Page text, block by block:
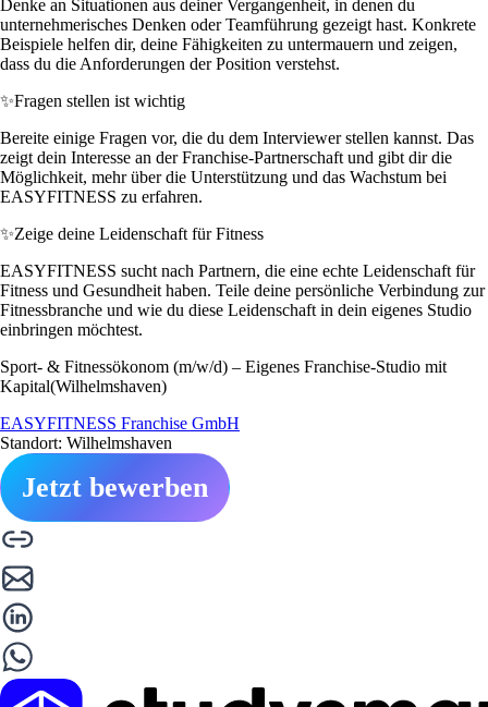
Denke an Situationen aus deiner Vergangenheit, in denen du
unternehmerisches Denken oder Teamführung gezeigt hast. Konkrete
Beispiele helfen dir, deine Fähigkeiten zu untermauern und zeigen,
dass du die Anforderungen der Position verstehst.
✨Fragen stellen ist wichtig
Bereite einige Fragen vor, die du dem Interviewer stellen kannst. Das
zeigt dein Interesse an der Franchise-Partnerschaft und gibt dir die
Möglichkeit, mehr über die Unterstützung und das Wachstum bei
EASYFITNESS zu erfahren.
✨Zeige deine Leidenschaft für Fitness
EASYFITNESS sucht nach Partnern, die eine echte Leidenschaft für
Fitness und Gesundheit haben. Teile deine persönliche Verbindung zur
Fitnessbranche und wie du diese Leidenschaft in dein eigenes Studio
einbringen möchtest.
Sport- & Fitnessökonom (m/w/d) – Eigenes Franchise-Studio mit
Kapital(Wilhelmshaven)
EASYFITNESS Franchise GmbH
Standort: Wilhelmshaven
Jetzt bewerben